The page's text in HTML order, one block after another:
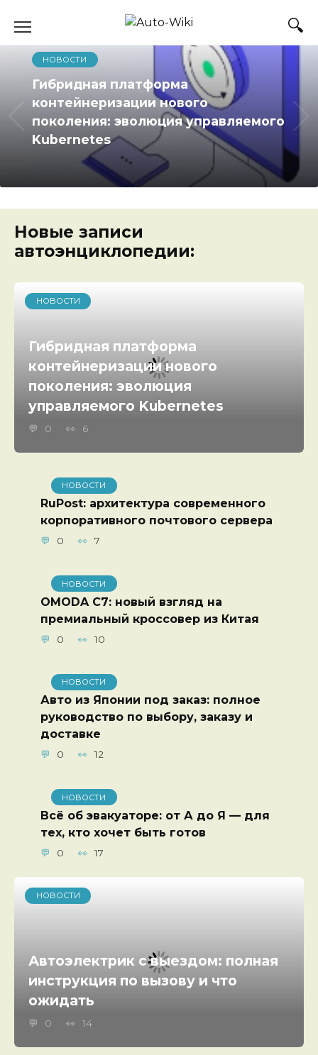
НОВОСТИ
Гибридная платформа
контейнеризации нового
поколения: эволюция управляемого
Kubernetes
Новые записи
автоэнциклопедии:
НОВОСТИ
Гибридная платформа
контейнеризации нового
поколения: эволюция
управляемого Kubernetes
0 6
НОВОСТИ
RuPost: архитектура современного
корпоративного почтового сервера
0 7
НОВОСТИ
OMODA C7: новый взгляд на
премиальный кроссовер из Китая
0 10
НОВОСТИ
Авто из Японии под заказ: полное
руководство по выбору, заказу и
доставке
0 12
НОВОСТИ
Всё об эвакуаторе: от А до Я — для
тех, кто хочет быть готов
0 17
НОВОСТИ
Автоэлектрик с выездом: полная
инструкция по вызову и что
ожидать
0 14